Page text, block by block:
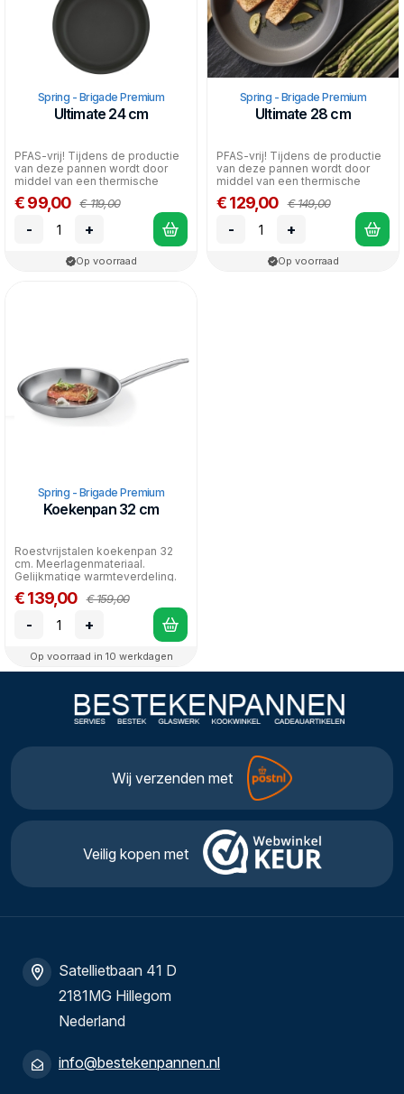
Spring - Brigade Premium
Ultimate 24 cm
PFAS-vrij! Tijdens de productie
van deze pannen wordt door
middel van een thermische
oppervlakte beh...
€ 99,00 € 119,00
- +
Op voorraad
Spring - Brigade Premium
Ultimate 28 cm
PFAS-vrij! Tijdens de productie
van deze pannen wordt door
middel van een thermische
oppervlakte beh...
€ 129,00 € 149,00
- +
Op voorraad
Spring - Brigade Premium
Koekenpan 32 cm
Roestvrijstalen koekenpan 32
cm. Meerlagenmateriaal.
Gelijkmatige warmteverdeling.
Geschikt voor alle war...
€ 139,00 € 159,00
- +
Op voorraad in 10 werkdagen
Wij verzenden met
Veilig kopen met
Satellietbaan 41 D
2181MG Hillegom
Nederland
info@bestekenpannen.nl